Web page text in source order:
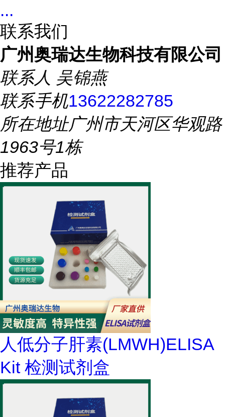
...
联系我们
广州奥瑞达生物科技有限公司
联系人 吴锦燕
联系手机13622282785
所在地址广州市天河区华观路
1963号1栋
推荐产品
人低分子肝素(LMWH)ELISA
Kit 检测试剂盒